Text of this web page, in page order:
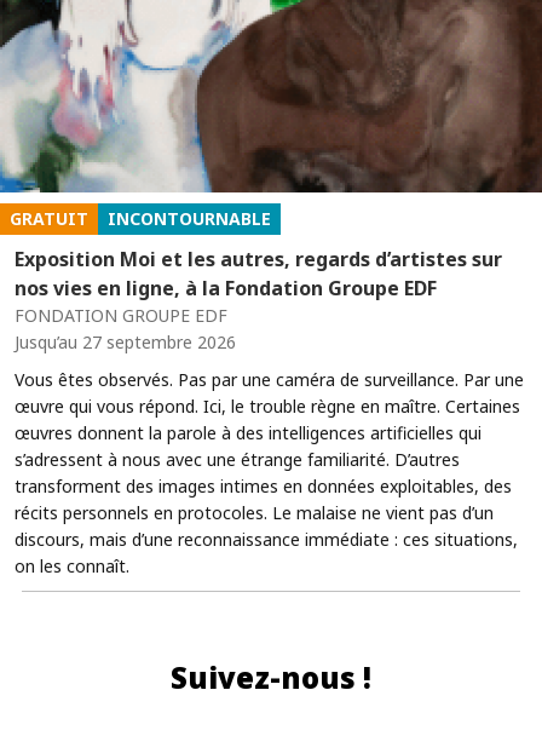
GRATUIT INCONTOURNABLE
Exposition Moi et les autres, regards d’artistes sur
nos vies en ligne, à la Fondation Groupe EDF
FONDATION GROUPE EDF
Jusqu’au 27 septembre 2026
Vous êtes observés. Pas par une caméra de surveillance. Par une
œuvre qui vous répond. Ici, le trouble règne en maître. Certaines
œuvres donnent la parole à des intelligences artificielles qui
s’adressent à nous avec une étrange familiarité. D’autres
transforment des images intimes en données exploitables, des
récits personnels en protocoles. Le malaise ne vient pas d’un
discours, mais d’une reconnaissance immédiate : ces situations,
on les connaît.
Suivez-nous !